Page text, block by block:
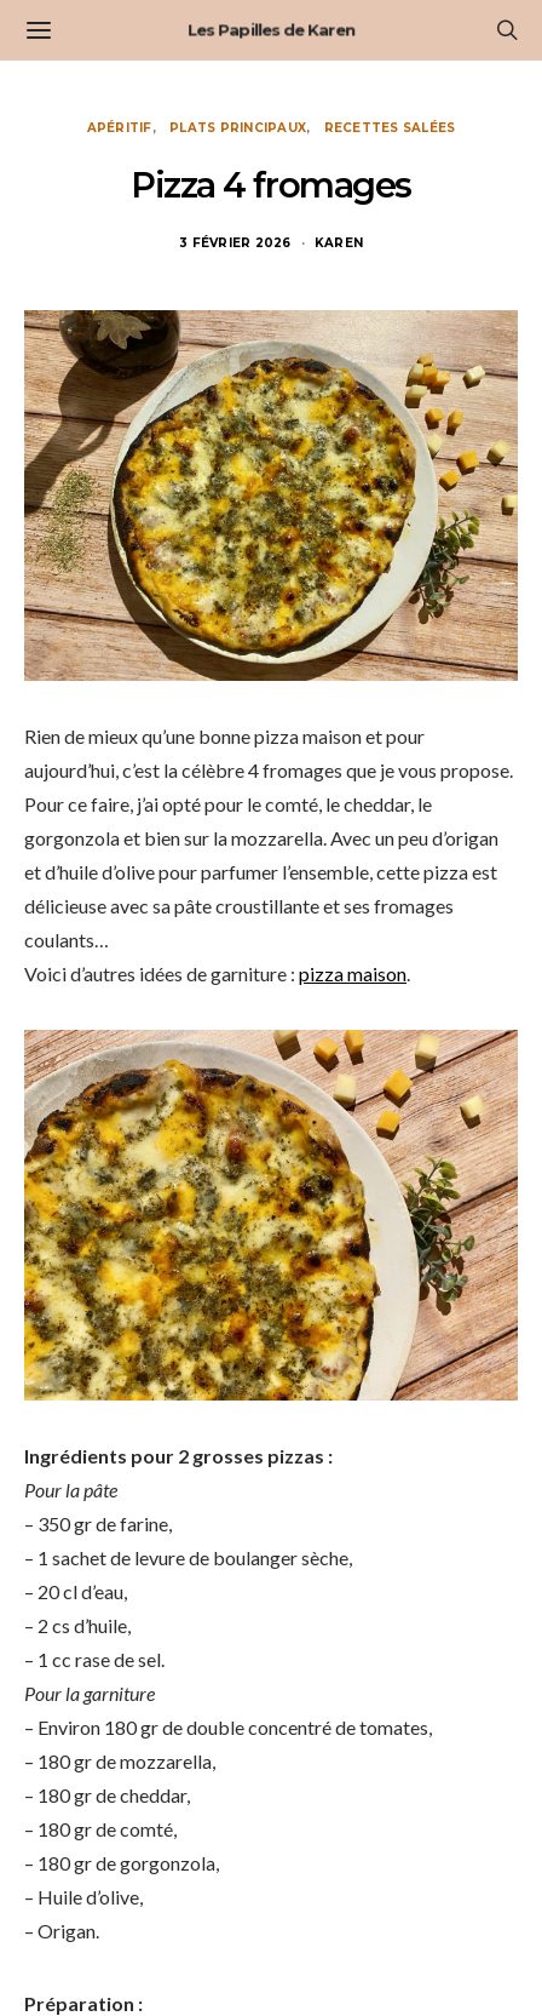
Les Papilles de Karen
APÉRITIF PLATS PRINCIPAUX RECETTES SALÉES
Pizza 4 fromages
3 FÉVRIER 2026 KAREN
Rien de mieux qu’une bonne pizza maison et pour
aujourd’hui, c’est la célèbre 4 fromages que je vous propose.
Pour ce faire, j’ai opté pour le comté, le cheddar, le
gorgonzola et bien sur la mozzarella. Avec un peu d’origan
et d’huile d’olive pour parfumer l’ensemble, cette pizza est
délicieuse avec sa pâte croustillante et ses fromages
coulants…
Voici d’autres idées de garniture : pizza maison.
Ingrédients pour 2 grosses pizzas :
Pour la pâte
– 350 gr de farine,
– 1 sachet de levure de boulanger sèche,
– 20 cl d’eau,
– 2 cs d’huile,
– 1 cc rase de sel.
Pour la garniture
– Environ 180 gr de double concentré de tomates,
– 180 gr de mozzarella,
– 180 gr de cheddar,
– 180 gr de comté,
– 180 gr de gorgonzola,
– Huile d’olive,
– Origan.
Préparation :